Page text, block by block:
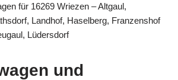
für 16269 Wriezen – Altgaul,
Landhof, Haselberg, Franzenshof
Lüdersdorf
und